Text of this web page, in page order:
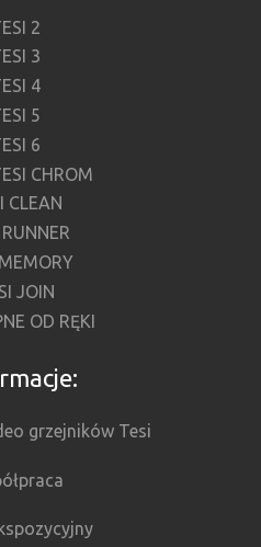
2
3
4
5
6
CHROM
CLEAN
JOIN
OD RĘKI
grzejników Tesi